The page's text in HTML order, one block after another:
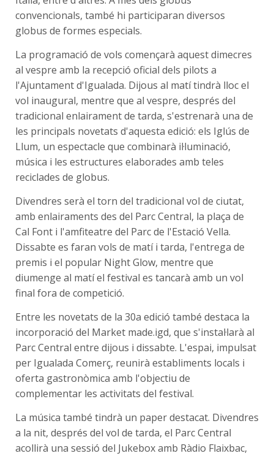
convencionals, també hi participaran diversos
globus de formes especials.
La programació de vols començarà aquest dimecres
al vespre amb la recepció oficial dels pilots a
l'Ajuntament d'Igualada. Dijous al matí tindrà lloc el
vol inaugural, mentre que al vespre, després del
tradicional enlairament de tarda, s'estrenarà una de
les principals novetats d'aquesta edició: els Iglús de
Llum, un espectacle que combinarà il·luminació,
música i les estructures elaborades amb teles
reciclades de globus.
Divendres serà el torn del tradicional vol de ciutat,
amb enlairaments des del Parc Central, la plaça de
Cal Font i l'amfiteatre del Parc de l'Estació Vella.
Dissabte es faran vols de matí i tarda, l'entrega de
premis i el popular Night Glow, mentre que
diumenge al matí el festival es tancarà amb un vol
final fora de competició.
Entre les novetats de la 30a edició també destaca la
incorporació del Market made.igd, que s'instal·larà al
Parc Central entre dijous i dissabte. L'espai, impulsat
per Igualada Comerç, reunirà establiments locals i
oferta gastronòmica amb l'objectiu de
complementar les activitats del festival.
La música també tindrà un paper destacat. Divendres
a la nit, després del vol de tarda, el Parc Central
acollirà una sessió del Jukebox amb Ràdio Flaixbac,